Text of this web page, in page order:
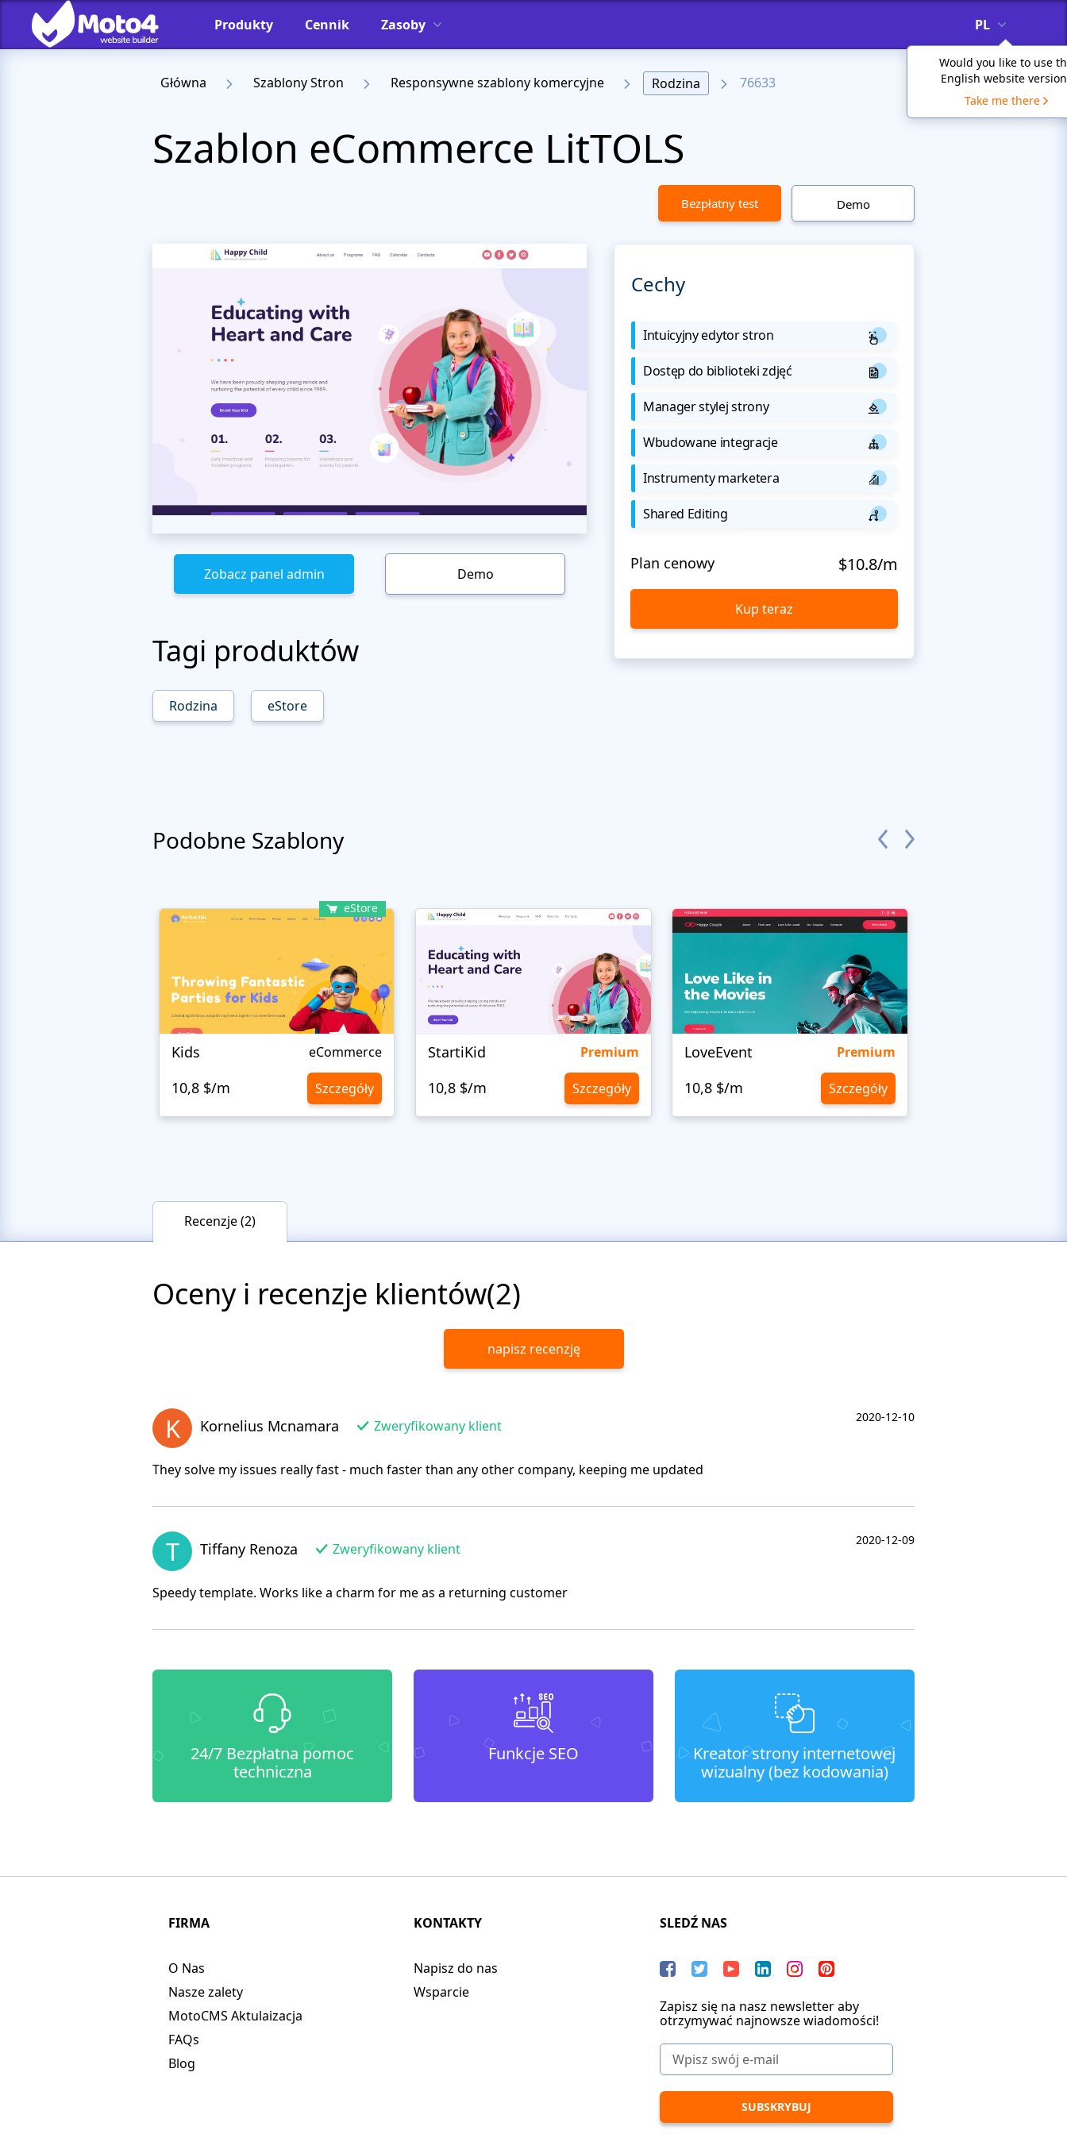
Produkty Cennik Zasoby PL
Would you like to use
English website
Take me there
Główna Szablony Stron Responsywne szablony komercyjne Rodzina 76633
Szablon eCommerce LitTOLS
Bezpłatny test Demo
Zobacz panel admin Demo
Tagi produktów
Rodzina eStore
Cechy
Intuicyjny edytor stron
Dostęp do biblioteki zdjęć
Manager stylej strony
Wbudowane integracje
Instrumenty marketera
Shared Editing
Plan cenowy $10.8/m
Kup teraz
Podobne Szablony
eStore
Kids eCommerce
10,8 $/m Szczegóły
StartiKid Premium
10,8 $/m Szczegóły
LoveEvent Premium
10,8 $/m Szczegóły
Recenzje (2)
Oceny i recenzje klientów(2)
napisz recenzję
K Kornelius Mcnamara Zweryfikowany klient
2020-12-10
They solve my issues really fast - much faster than any other company, keeping me updated
T Tiffany Renoza Zweryfikowany klient
2020-12-09
Speedy template. Works like a charm for me as a returning customer
24/7 Bezpłatna pomoc
techniczna
Funkcje SEO
Kreator strony internetowej
wizualny (bez kodowania)
FIRMA
O Nas
Nasze zalety
MotoCMS Aktulaizacja
FAQs
Blog
KONTAKTY
Napisz do nas
Wsparcie
SLEDŹ NAS
Zapisz się na nasz newsletter aby
otrzymywać najnowsze wiadomości!